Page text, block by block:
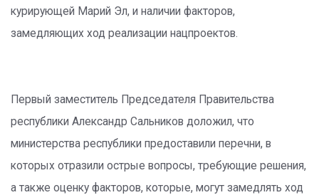
курирующей Марий Эл, и наличии факторов,
замедляющих ход реализации нацпроектов.
Первый заместитель Председателя Правительства
республики Александр Сальников доложил, что
министерства республики предоставили перечни, в
которых отразили острые вопросы, требующие решения,
а также оценку факторов, которые, могут замедлять ход